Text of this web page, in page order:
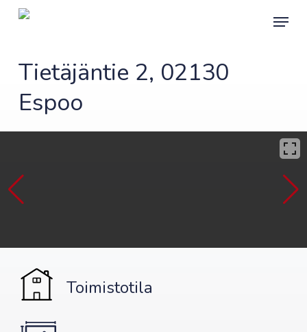
Skip
Menu
Tietäjäntie 2, 02130
Espoo
Toimistotila